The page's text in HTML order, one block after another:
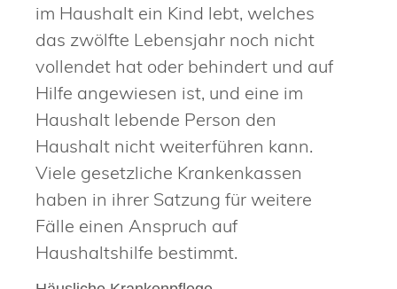
im Haushalt ein Kind lebt, welches
das zwölfte Lebensjahr noch nicht
vollendet hat oder behindert und auf
Hilfe angewiesen ist, und eine im
Haushalt lebende Person den
Haushalt nicht weiterführen kann.
Viele gesetzliche Krankenkassen
haben in ihrer Satzung für weitere
Fälle einen Anspruch auf
Haushaltshilfe bestimmt.